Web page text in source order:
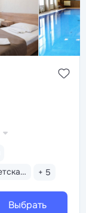
Детская анимация + 5
Выбрать